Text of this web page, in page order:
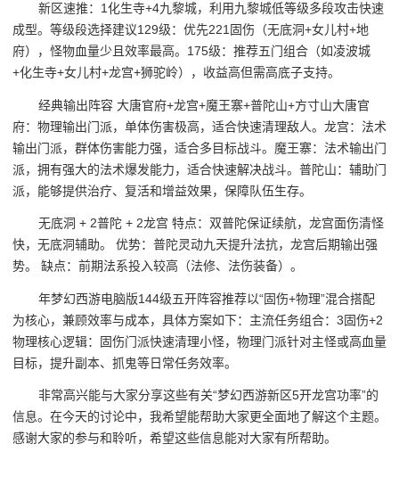
新区速推：1化生寺+4九黎城，利用九黎城低等级多段攻击快速
成型。等级段选择建议129级：优先221固伤（无底洞+女儿村+地
府），怪物血量少且效率最高。175级：推荐五门组合（如凌波城
+化生寺+女儿村+龙宫+狮驼岭），收益高但需高底子支持。
经典输出阵容 大唐官府+龙宫+魔王寨+普陀山+方寸山大唐官
府：物理输出门派，单体伤害极高，适合快速清理敌人。龙宫：法术
输出门派，群体伤害能力强，适合多目标战斗。魔王寨：法术输出门
派，拥有强大的法术爆发能力，适合快速解决战斗。普陀山：辅助门
派，能够提供治疗、复活和增益效果，保障队伍生存。
无底洞 + 2普陀 + 2龙宫 特点：双普陀保证续航，龙宫面伤清怪
快，无底洞辅助。 优势：普陀灵动九天提升法抗，龙宫后期输出强
势。 缺点：前期法系投入较高（法修、法伤装备）。
年梦幻西游电脑版144级五开阵容推荐以“固伤+物理”混合搭配
为核心，兼顾效率与成本，具体方案如下：主流任务组合：3固伤+2
物理核心逻辑：固伤门派快速清理小怪，物理门派针对主怪或高血量
目标，提升副本、抓鬼等日常任务效率。
非常高兴能与大家分享这些有关“梦幻西游新区5开龙宫功率”的
信息。在今天的讨论中，我希望能帮助大家更全面地了解这个主题。
感谢大家的参与和聆听，希望这些信息能对大家有所帮助。